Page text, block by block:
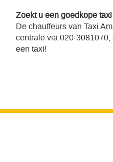
Zoekt u een goedkope
De chauffeurs van Taxi
centrale via 020-
een taxi!